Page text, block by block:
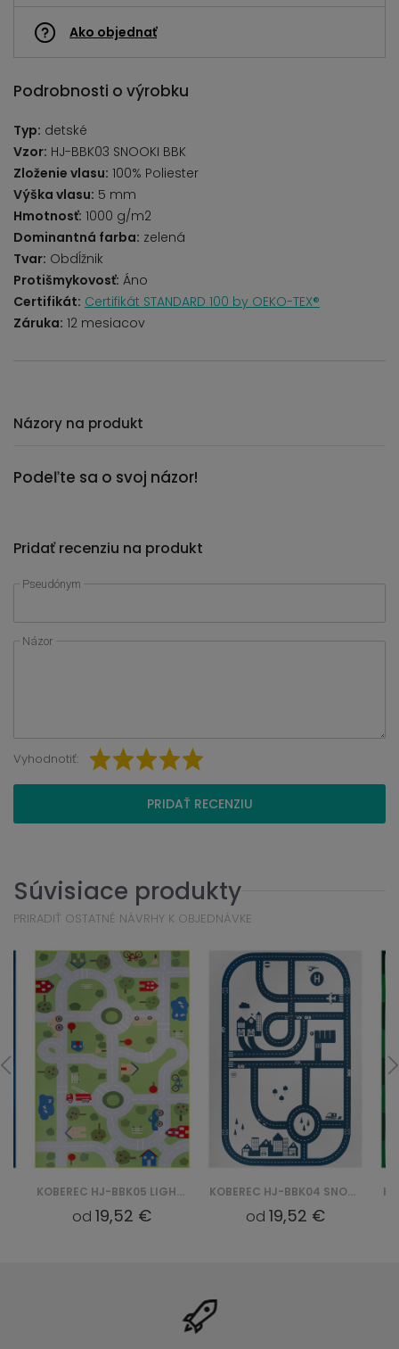
Ako objednať
Podrobnosti o výrobku
Typ: detské
Vzor: HJ-BBK03 SNOOKI BBK
Zloženie vlasu: 100% Poliester
Výška vlasu: 5 mm
Hmotnosť: 1000 g/m2
Dominantná farba: zelená
Tvar: Obdĺžnik
Protišmykovosť: Áno
Certifikát: Certifikát STANDARD 100 by OEKO-TEX®
Záruka: 12 mesiacov
Názory na produkt
Podeľte sa o svoj názor!
Pridať recenziu na produkt
Pseudónym
Názor
Vyhodnotiť:
PRIDAŤ RECENZIU
Súvisiace produkty
PRIRADIŤ OSTATNÉ NÁVRHY K OBJEDNÁVKE
KOBEREC HJ-BBK05 LIGHT SNOOKI BBK - ZIELONY
od19,52 €
KOBEREC HJ-BBK04 SNOOKI BBK - BEŻOWY
od19,52 €